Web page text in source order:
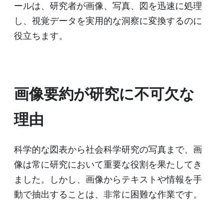
ールは、研究者が画像、写真、図を迅速に処理
し、視覚データを実用的な洞察に変換するのに
役立ちます。
画像要約が研究に不可欠な
理由
科学的な図表から社会科学研究の写真まで、画
像は常に研究において重要な役割を果たしてき
ました。しかし、画像からテキストや情報を手
動で抽出することは、非常に困難な作業です。